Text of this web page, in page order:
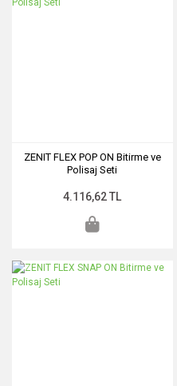
ZENIT FLEX POP ON Bitirme ve
Polisaj Seti
4.116,62 TL